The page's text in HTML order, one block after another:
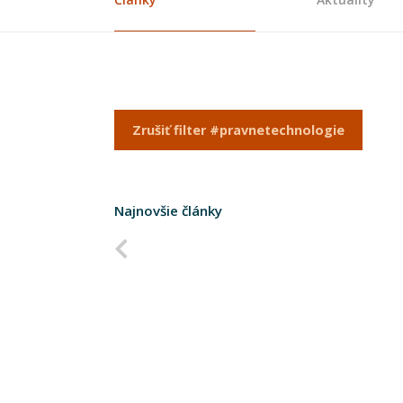
Zrušiť filter #pravnetechnologie
Najnovšie články